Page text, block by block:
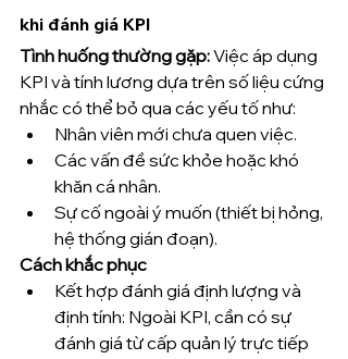
khi đánh giá KPI
Tình huống thường gặp: Việc áp dụng
KPI và tính lương dựa trên số liệu cứng
nhắc có thể bỏ qua các yếu tố như:
Nhân viên mới chưa quen việc.
Các vấn đề sức khỏe hoặc khó
khăn cá nhân.
Sự cố ngoài ý muốn (thiết bị hỏng,
hệ thống gián đoạn).
Cách khắc phục
Kết hợp đánh giá định lượng và
định tính: Ngoài KPI, cần có sự
đánh giá từ cấp quản lý trực tiếp